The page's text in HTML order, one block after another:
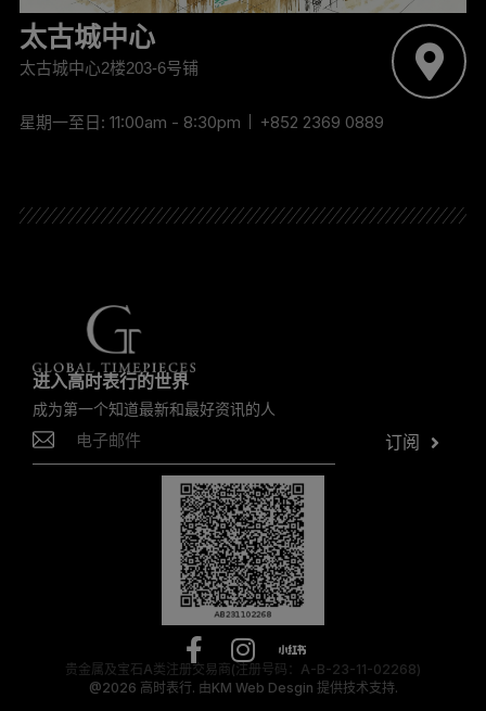
‬太古城中心
太古城中心2楼203-6号铺
星期一至日: 11:00am - 8:30pm +852 2369 0889
进入高时表行的世界
成为第一个知道最新和最好资讯的人
订阅
贵金属及宝石A类注册交易商(注册号码：A-B-23-11-02268)
@2026 高时表行. 由KM Web Desgin 提供技术支持.